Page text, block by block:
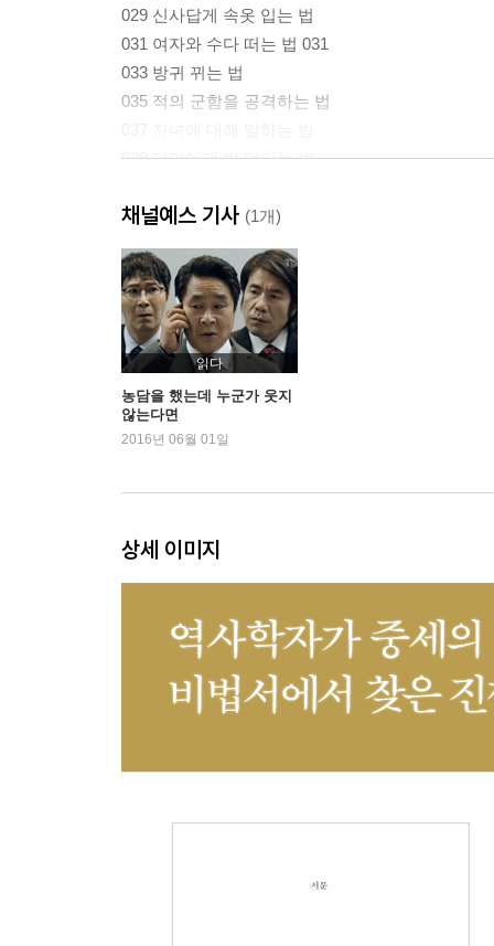
029 신사답게 속옷 입는 법
031 여자와 수다 떠는 법 031
033 방귀 뀌는 법
035 적의 군함을 공격하는 법
039 아이에게 밥 먹이는 법
043 연회장을 떠나는 법
045 남자에게 작업 거는 법
047 영주 부인 거절하는 법
049 남작부인 되는 법
051 소송에서 이기는 법
053 기억력 향상시키는 법
055 젊음을 유지하는 법
057 투명인간 되는 법
059 알뜰하게 멋 부리는 법
067 물 위를 걷는 법
069 핑크팬케이크 만드는 법
071 코피 멎게 하는 법
073 여행가방 싸는 법
075 정력 강화법
077 피임하는 법
083 두통 치료법1
채널예스 기사 (1개)
읽다
농담을 했는데 누군가 웃지
않는다면
2016년 06월 01일
상세 이미지